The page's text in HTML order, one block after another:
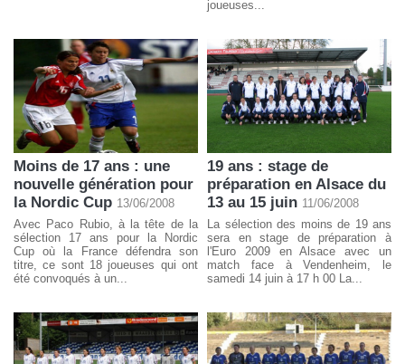
joueuses...
Moins de 17 ans : une
nouvelle génération pour
la Nordic Cup 13/06/2008
Avec Paco Rubio, à la tête de la
sélection 17 ans pour la Nordic
Cup où la France défendra son
titre, ce sont 18 joueuses qui ont
été convoqués à un...
19 ans : stage de
préparation en Alsace du
13 au 15 juin 11/06/2008
La sélection des moins de 19 ans
sera en stage de préparation à
l'Euro 2009 en Alsace avec un
match face à Vendenheim, le
samedi 14 juin à 17 h 00 La...